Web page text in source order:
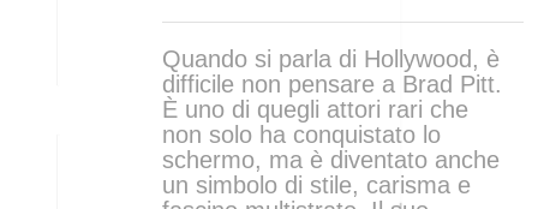
Quando si parla di Hollywood, è
difficile non pensare a Brad Pitt.
È uno di quegli attori rari che
non solo ha conquistato lo
schermo, ma è diventato anche
un simbolo di stile, carisma e